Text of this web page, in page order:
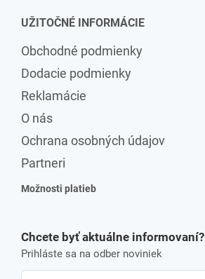
UŽITOČNÉ INFORMÁCIE
Obchodné podmienky
Dodacie podmienky
Reklamácie
O nás
Ochrana osobných údajov
Partneri
Možnosti platieb
Chcete byť aktuálne informovaní?
Prihláste sa na odber noviniek